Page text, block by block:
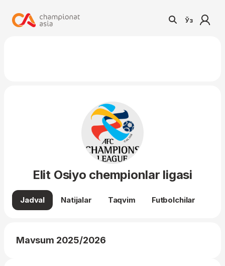
Ўз
Elit Osiyo chempionlar ligasi
Jadval Natijalar Taqvim Futbolchilar
Mavsum 2025/2026